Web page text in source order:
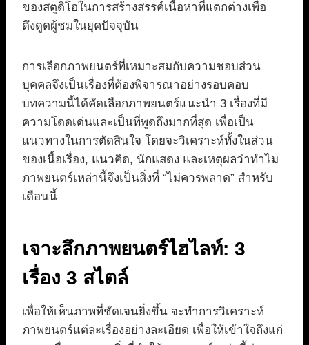
ของสตูดิโอในการสร้างสรรค์เนื้อหาที่แตกต่างเพื่อ
ดึงดูดผู้ชมในยุคปัจจุบัน
การเลือกภาพยนตร์ที่เหมาะสมกับความชอบส่วน
บุคคลจึงเป็นเรื่องที่ต้องพิจารณาอย่างรอบคอบ
บทความนี้ได้คัดเลือกภาพยนตร์แนะนำ 3 เรื่องที่มี
ความโดดเด่นและเป็นที่พูดถึงมากที่สุด เพื่อเป็น
แนวทางในการตัดสินใจ โดยจะวิเคราะห์ทั้งในส่วน
ของเนื้อเรื่อง, แนวคิด, นักแสดง และเหตุผลว่าทำไม
ภาพยนตร์เหล่านี้จึงเป็นสิ่งที่ “ไม่ควรพลาด” สำหรับ
เดือนนี้
เจาะลึกภาพยนตร์ไฮไลท์: 3
เรื่อง 3 สไตล์
เพื่อให้เห็นภาพที่ชัดเจนยิ่งขึ้น จะทำการวิเคราะห์
ภาพยนตร์แต่ละเรื่องอย่างละเอียด เพื่อให้เข้าใจถึงแก่